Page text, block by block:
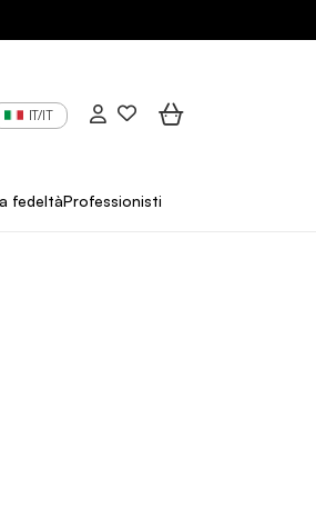
IT/IT
fedeltàProfessionisti